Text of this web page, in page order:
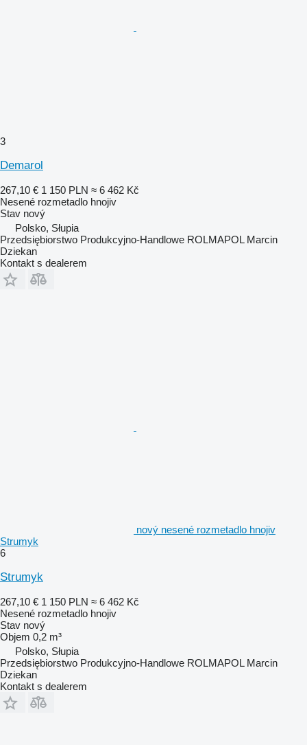
3
Demarol
267,10 € 1 150 PLN ≈ 6 462 Kč
Nesené rozmetadlo hnojiv
Stav nový
Polsko, Słupia
Przedsiębiorstwo Produkcyjno-Handlowe ROLMAPOL Marcin
Dziekan
Kontakt s dealerem
nový nesené rozmetadlo hnojiv
Strumyk
6
Strumyk
267,10 € 1 150 PLN ≈ 6 462 Kč
Nesené rozmetadlo hnojiv
Stav nový
Objem 0,2 m³
Polsko, Słupia
Przedsiębiorstwo Produkcyjno-Handlowe ROLMAPOL Marcin
Dziekan
Kontakt s dealerem